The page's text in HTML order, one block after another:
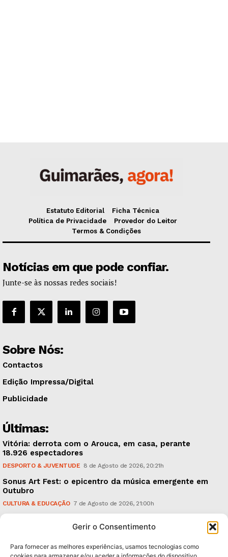
Gerir o Consentimento
Para fornecer as melhores experiências, usamos tecnologias como
Estatuto Editorial
Ficha Técnica
Política de Privacidade
Provedor do Leitor
Termos & Condições
Notícias em que pode confiar.
Junte-se às nossas redes sociais!
Sobre Nós:
Contactos
Edição Impressa/Digital
Publicidade
Últimas:
Vitória: derrota com o Arouca, em casa, perante
18.926 espectadores
DESPORTO & JUVENTUDE 8 de Agosto de 2026, 20:21h
Sonus Art Fest: o epicentro da música emergente em
Outubro
CULTURA & EDUCAÇÃO 7 de Agosto de 2026, 21:00h